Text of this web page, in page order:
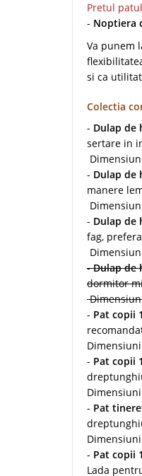
Pretul
- Noptiera
Va punem
si ca
Colectia
- Dulap de
sertare in
- Dulap de
manere
- Dulap de
fag,
-Dulap de
dormitor
- Pat copii
- Pat copii
- Pat
- Pat copii
Lada